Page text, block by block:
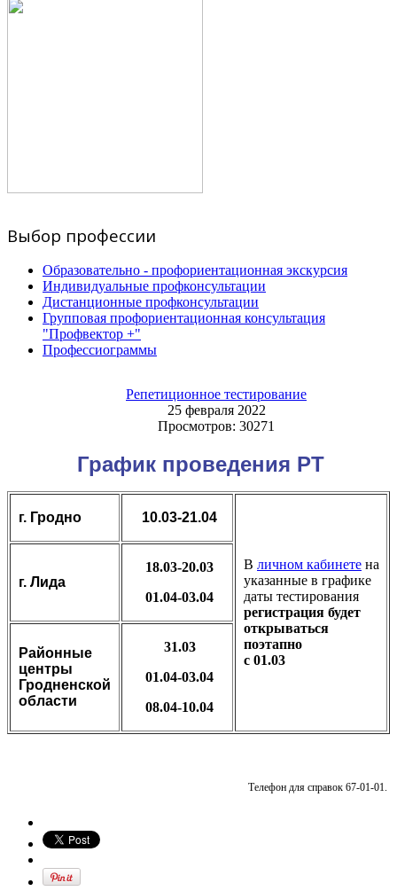
Выбор профессии
Образовательно - профориентационная экскурсия
Индивидуальные профконсультации
Дистанционные профконсультации
Групповая профориентационная консультация
"Профвектор +"
Профессиограммы
Репетиционное тестирование
25 февраля 2022
Просмотров: 30271
График проведения РТ
г. Гродно 10.03-21.04
В личном кабинете на
указанные в графике
даты тестирования
регистрация будет
открываться
поэтапно
с 01.03
г. Лида
18.03-20.03
01.04-03.04
Районные
центры
Гродненской
области
31.03
01.04-03.04
08.04-10.04
Телефон для справок 67-01-01.